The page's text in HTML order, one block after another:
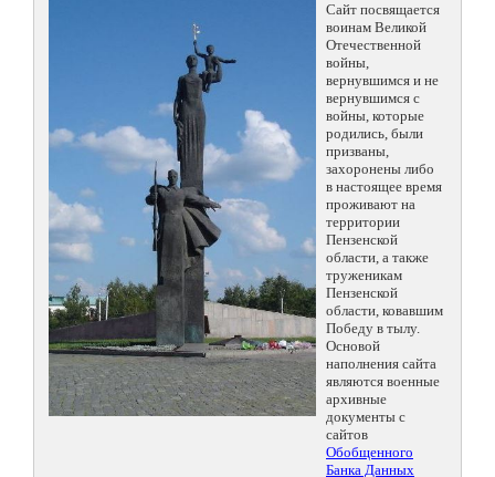
Сайт посвящается
воинам Великой
Отечественной
войны,
вернувшимся и не
вернувшимся с
войны, которые
родились, были
призваны,
захоронены либо
в настоящее время
проживают на
территории
Пензенской
области, а также
труженикам
Пензенской
области, ковавшим
Победу в тылу.
Основой
наполнения сайта
являются военные
архивные
документы с
сайтов
Обобщенного
Банка Данных